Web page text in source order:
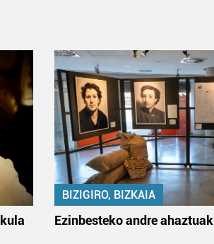
BIZIGIRO, BIZKAIA
Ezinbesteko andre ahaztuak